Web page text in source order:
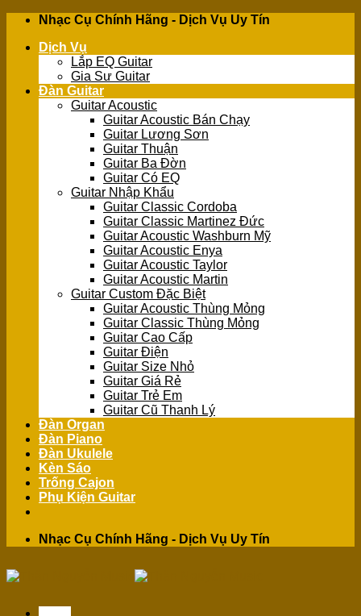
Skip
content
Nhạc Cụ Chính Hãng - Dịch Vụ Uy Tín
Dịch Vụ
Lắp EQ Guitar
Gia Sư Guitar
Đàn Guitar
Guitar Acoustic
Guitar Acoustic Bán Chạy
Guitar Lương Sơn
Guitar Thuận
Guitar Ba Đờn
Guitar Có EQ
Guitar Nhập Khẩu
Guitar Classic Cordoba
Guitar Classic Martinez Đức
Guitar Acoustic Washburn Mỹ
Guitar Acoustic Enya
Guitar Acoustic Taylor
Guitar Acoustic Martin
Guitar Custom Đặc Biệt
Guitar Acoustic Thùng Mỏng
Guitar Classic Thùng Mỏng
Guitar Cao Cấp
Guitar Điện
Guitar Size Nhỏ
Guitar Giá Rẻ
Guitar Trẻ Em
Guitar Cũ Thanh Lý
Đàn Organ
Đàn Piano
Đàn Ukulele
Kèn Sáo
Trống Cajon
Phụ Kiện Guitar
Nhạc Cụ Chính Hãng - Dịch Vụ Uy Tín